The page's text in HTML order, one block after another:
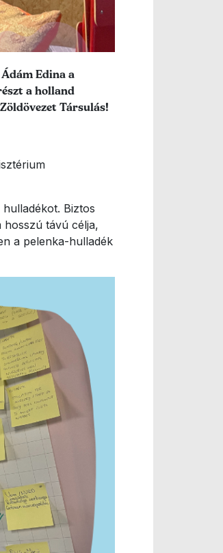
Edina a
a holland
Társulás!
Biztos
hosszú távú célja,
a pelenka-hulladék